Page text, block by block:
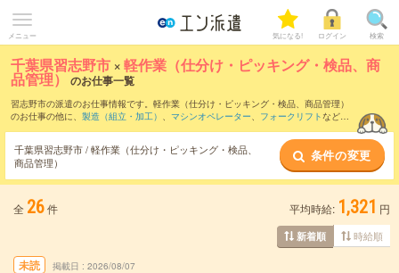
メニュー 気になる! ログイン 検索
千葉県習志野市 ×軽作業（仕分け・ピッキング・検品、商
品管理） のお仕事一覧
習志野市の派遣のお仕事情報です。軽作業（仕分け・ピッキング・検品、商品管理）
のお仕事の他に、 製造（組立・加工） 、 マシンオペレーター、 フォークリフトなどを
軽作業（仕分け・ピッキング・検品、商
品管理）のお仕事とは？とは？
千葉県習志野市 / 軽作業（仕分け・ピッキング・検品、
商品管理）
条件の変更
全 26件 平均時給: 1,321 円
新着順 時給順
未読 掲載日 2026/08/07